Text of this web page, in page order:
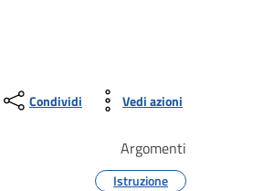
Condividi Vedi azioni
Argomenti
Istruzione